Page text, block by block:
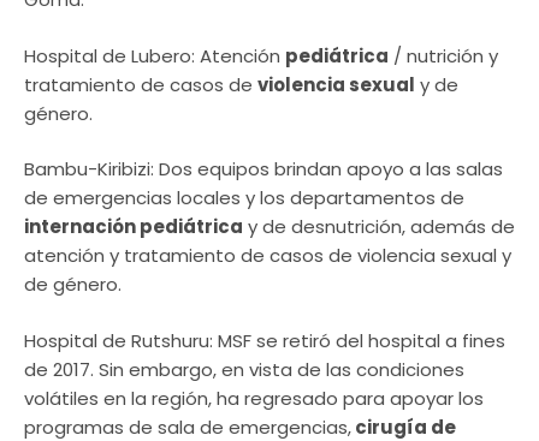
Hospital de Lubero: Atención pediátrica / nutrición y
tratamiento de casos de violencia sexual y de
género.
Bambu-Kiribizi: Dos equipos brindan apoyo a las salas
de emergencias locales y los departamentos de
internación pediátrica y de desnutrición, además de
atención y tratamiento de casos de violencia sexual y
de género.
Hospital de Rutshuru: MSF se retiró del hospital a fines
de 2017. Sin embargo, en vista de las condiciones
volátiles en la región, ha regresado para apoyar los
programas de sala de emergencias,cirugía de